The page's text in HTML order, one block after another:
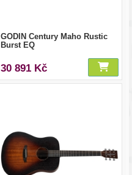
GODIN Century Maho Rustic
Burst EQ
30 891 Kč